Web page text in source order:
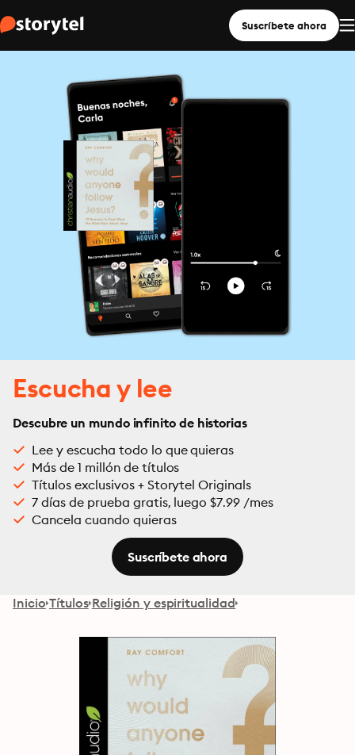
Suscríbete ahora
Escucha y lee
Descubre un mundo infinito de historias
Lee y escucha todo lo que quieras
Más de 1 millón de títulos
Títulos exclusivos + Storytel Originals
7 días de prueba gratis, luego $7.99 /mes
Cancela cuando quieras
Suscríbete ahora
Inicio Títulos Religión y espiritualidad